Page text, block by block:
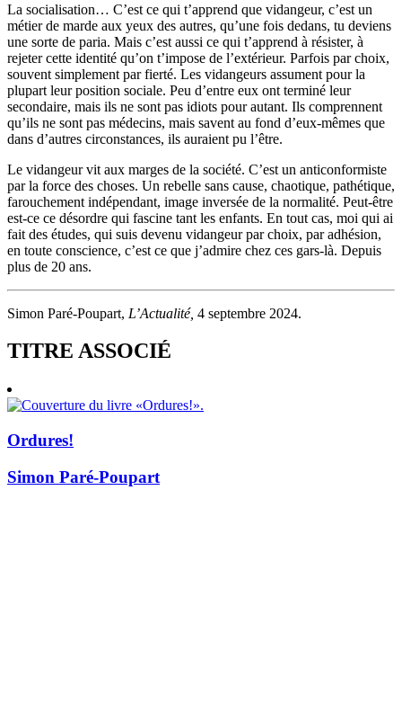
La socialisation… C’est ce qui t’apprend que vidangeur, c’est un
métier de marde aux yeux des autres, qu’une fois dedans, tu deviens
une sorte de paria. Mais c’est aussi ce qui t’apprend à résister, à
rejeter cette identité qu’on t’impose de l’extérieur. Parfois par choix,
souvent simplement par fierté. Les vidangeurs assument pour la
plupart leur position sociale. Peu d’entre eux ont terminé leur
secondaire, mais ils ne sont pas idiots pour autant. Ils comprennent
qu’ils ne sont pas médecins, mais savent au fond d’eux-mêmes que
dans d’autres circonstances, ils auraient pu l’être.
Le vidangeur vit aux marges de la société. C’est un anticonformiste
par la force des choses. Un rebelle sans cause, chaotique, pathétique,
farouchement indépendant, image inversée de la normalité. Peut-être
est-ce ce désordre qui fascine tant les enfants. En tout cas, moi qui ai
fait des études, qui suis devenu vidangeur par choix, par adhésion,
en toute conscience, c’est ce que j’admire chez ces gars-là. Depuis
plus de 20 ans.
Simon Paré-Poupart, L’Actualité, 4 septembre 2024.
TITRE ASSOCIÉ
Ordures!
Simon Paré-Poupart